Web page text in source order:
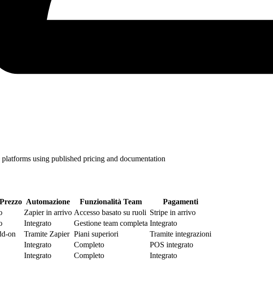
using published pricing and documentation
Automazione Funzionalità Team
Pagamenti
Zapier in arrivo Accesso basato su ruoli Stripe in arrivo
Integrato Gestione team completa Integrato
on Tramite Zapier Piani superiori
Tramite integrazioni
Integrato Completo
POS integrato
Integrato Completo Integrato